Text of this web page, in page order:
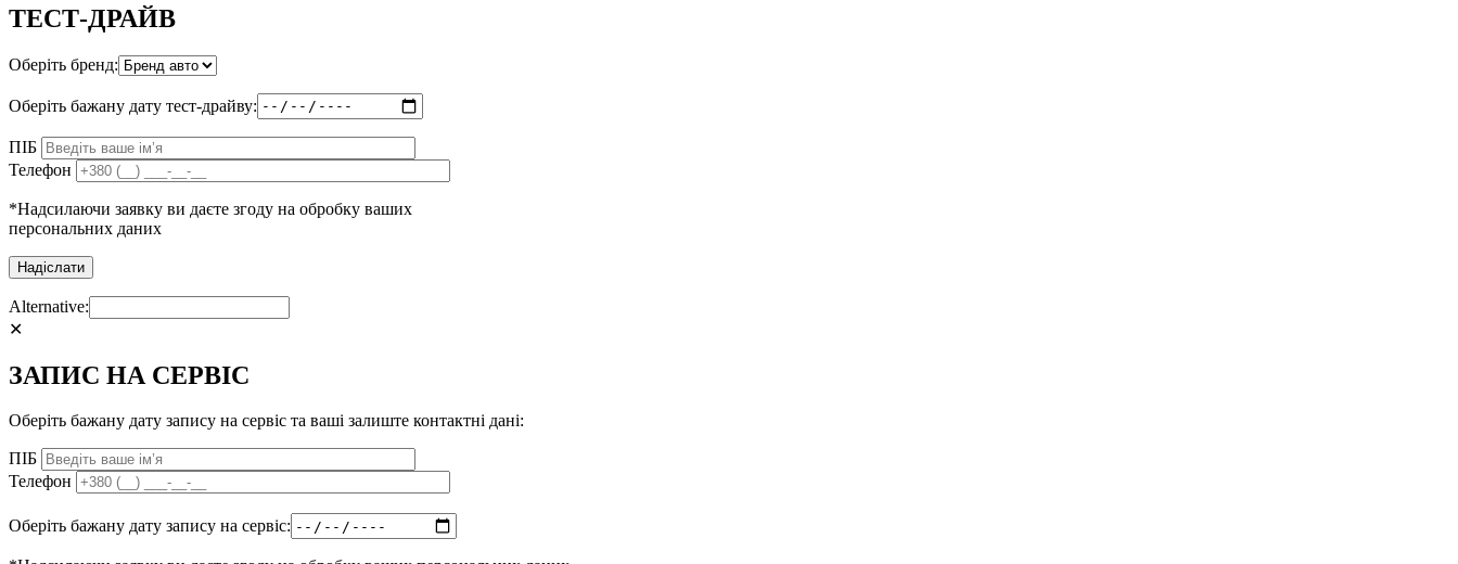
ТЕСТ-ДРАЙВ
Оберіть бренд:
Оберіть бажану дату тест-драйву:
ПІБ
Телефон
*Надсилаючи заявку ви даєте згоду на обробку ваших
персональних даних
Alternative:
✕
ЗАПИС НА СЕРВІС
Оберіть бажану дату запису на сервіс та ваші залиште контактні дані:
ПІБ
Телефон
Оберіть бажану дату запису на сервіс: